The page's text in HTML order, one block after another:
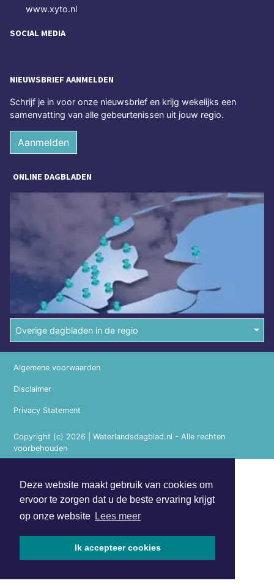
Deze website maakt gebruik van cookies om
ervoor te zorgen dat u de beste ervaring krijgt
op onze website Lees meer
Ik accepteer cookies
www.xyto.nl
SOCIAL MEDIA
NIEUWSBRIEF AANMELDEN
Schrijf je in voor onze nieuwsbrief en krijg wekelijks een
samenvatting van alle gebeurtenissen uit jouw regio.
Aanmelden
ONLINE DAGBLADEN
Overige dagbladen in de regio
Copyright (c) 2026 | Waterlandsdagblad.nl - Alle rechten
voorbehouden
Algemene voorwaarden
Disclaimer
Privacy Statement